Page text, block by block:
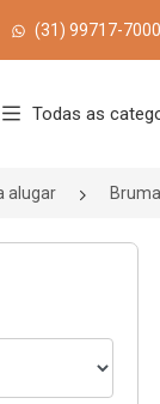
(31) 99717-7000
Todas as
alugar